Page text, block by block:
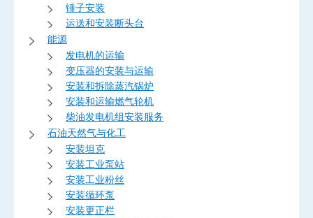
锤子安装
运送和安装断头台
能源
发电机的运输
变压器的安装与运输
安装和拆除蒸汽锅炉
安装和运输燃气轮机
柴油发电机组安装服务
石油天然气与化工
安装坦克
安装工业泵站
安装工业粉丝
安装循环泵
安装更正栏